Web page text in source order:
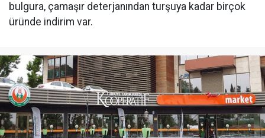
bulgura, çamaşır deterjanından turşuya kadar birçok
üründe indirim var.